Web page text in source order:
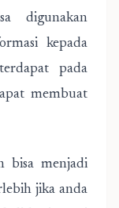
digunakan
kepada
pada
membuat
bisa menjadi
jika anda